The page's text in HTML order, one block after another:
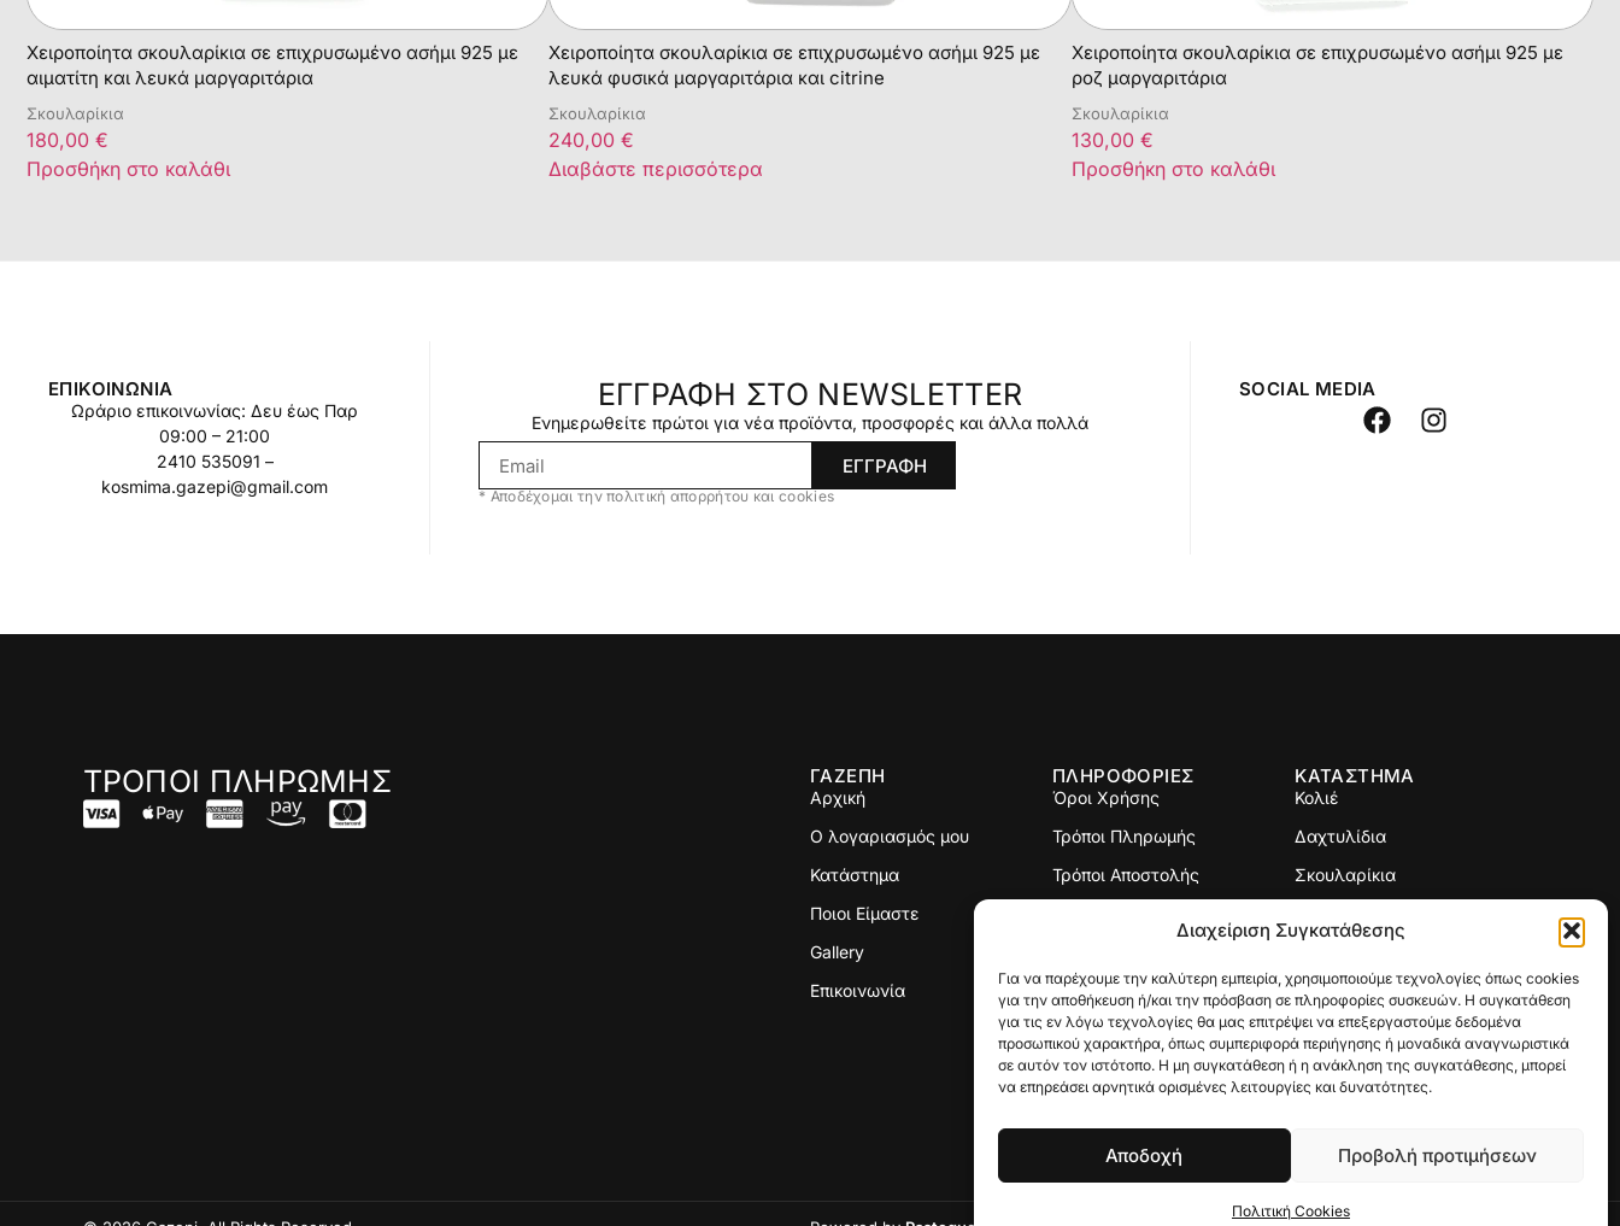
Διαχείριση Συγκατάθεσης
Για να παρέχουμε την καλύτερη εμπειρία, χρησιμοποιούμε τεχνολογίες όπως cookies
για την αποθήκευση ή/και την πρόσβαση σε πληροφορίες συσκευών. Η συγκατάθεση
για τις εν λόγω τεχνολογίες θα μας επιτρέψει να επεξεργαστούμε δεδομένα
προσωπικού χαρακτήρα, όπως συμπεριφορά περιήγησης ή μοναδικά αναγνωριστικά
σε αυτόν τον ιστότοπο. Η μη συγκατάθεση ή η ανάκληση της συγκατάθεσης, μπορεί
να επηρεάσει αρνητικά ορισμένες λειτουργίες και δυνατότητες.
Αποδοχή Προβολή προτιμήσεων
Πολιτική Cookies
Χειροποίητα σκουλαρίκια σε επιχρυσωμένο ασήμι 925 με
αιματίτη και λευκά μαργαριτάρια
Σκουλαρίκια
180,00 €
Προσθήκη στο καλάθι
Χειροποίητα σκουλαρίκια σε επιχρυσωμένο ασήμι 925 με
λευκά φυσικά μαργαριτάρια και citrine
Σκουλαρίκια
240,00€
Διαβάστε περισσότερα
Χειροποίητα σκουλαρίκια σε επιχρυσωμένο ασήμι 925 με
ροζ μαργαριτάρια
Σκουλαρίκια
130,00 €
Προσθήκη στο καλάθι
ΕΠΙΚΟΙΝΩΝΊΑ
Ωράριο επικοινωνίας: Δευ έως Παρ
09:00 – 21:00
2410 535091 –
kosmima.gazepi@gmail.com
ΕΓΓΡΑΦΗ ΣΤΟ NEWSLETTER
Ενημερωθείτε πρώτοι για νέα προϊόντα, προσφορές και άλλα πολλά
ΕΓΓΡΑΦΗ
* Αποδέχομαι την πολιτική απορρήτου και cookies
SOCIAL MEDIA
ΤΡΟΠΟΙ ΠΛΗΡΩΜΗΣ ΓΑΖΕΠΗ
Αρχική
Ο λογαριασμός μου
Κατάστημα
Ποιοι Είμαστε
Gallery
Επικοινωνία
ΠΛΗΡΟΦΟΡΙΕΣ
Όροι Χρήσης
Τρόποι Πληρωμής
Τρόποι Αποστολής
ΚΑΤΑΣΤΗΜΑ
Κολιέ
Δαχτυλίδια
Σκουλαρίκια
Βέρες
Custom Made
Γούρια